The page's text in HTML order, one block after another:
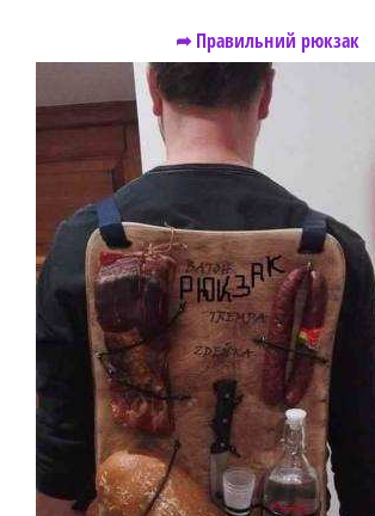
➦ Правильний рюкзак